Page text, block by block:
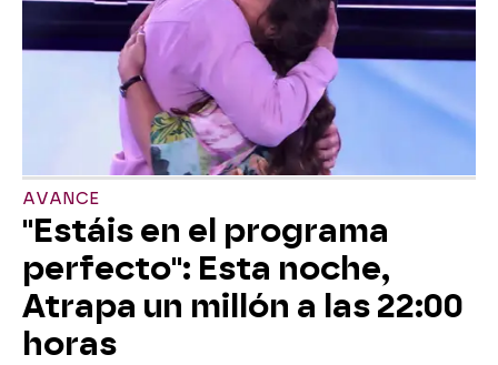
AVANCE
"Estáis en el programa
perfecto": Esta noche,
Atrapa un millón a las 22:00
horas